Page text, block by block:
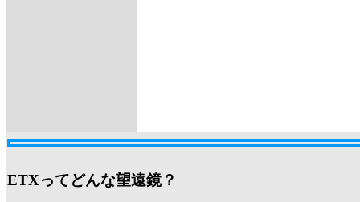
ETXってどんな望遠鏡？